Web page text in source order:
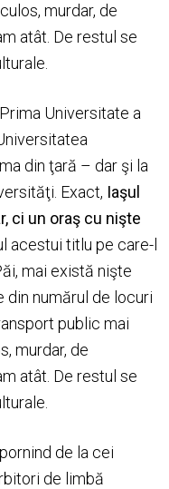
murdar, de
atât. De restul se
Universitate a
din ţară – dar şi la
Exact, Iaşul
ci un oraş cu nişte
acestui titlu pe care-l
mai există nişte
numărul de locuri
public mai
murdar, de
atât. De restul se
de la cei
de limbă